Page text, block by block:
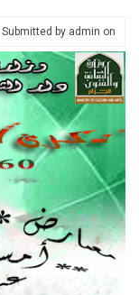
Submitted by admin on